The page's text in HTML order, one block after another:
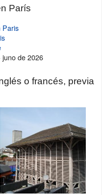
París
Paris
juno de 2026
o francés, previa